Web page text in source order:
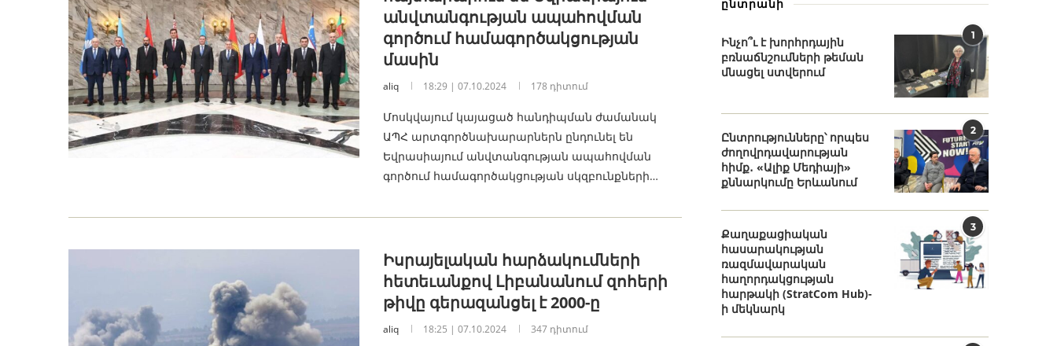
անվտանգության ապահովման
գործում համագործակցության
մասին
aliq 18:29 | 07.10.2024 178 դիտում
Մոսկվայում կայացած հանդիպման ժամանակ
ԱՊՀ արտգործնախարարներն ընդունել են
Եվրասիայում անվտանգության ապահովման
գործում համագործակցության սկզբունքների…
Իսրայելական հարձակումների
հետեւանքով Լիբանանում զոհերի
թիվը գերազանցել է 2000-ը
aliq 18:25 | 07.10.2024 347 դիտում
ընտրանի
1
Ինչո՞ւ է խորհրդային
բռնաճնշումների թեման
մնացել ստվերում
2
Ընտրությունները՝ որպես
ժողովրդավարության
հիմք․ «Ալիք Մեդիայի»
քննարկումը Երևանում
3
Քաղաքացիական
հասարակության
ռազմավարական
հաղորդակցության
հարթակի (StratCom Hub)-
ի մեկնարկ